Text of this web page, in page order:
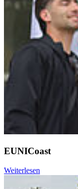
EUNICoast
Weiterlesen